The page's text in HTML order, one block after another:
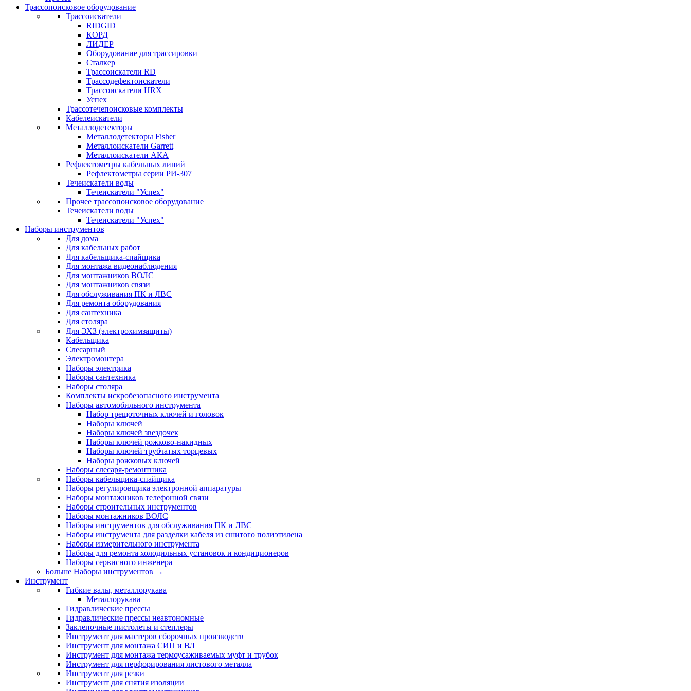
Трассопоисковое оборудование
Трассоискатели
RIDGID
КОРД
ЛИДЕР
Оборудование для трассировки
Сталкер
Трасcоискатели RD
Трассодефектоискатели
Трассоискатели HRX
Успех
Трассотечепоисковые комплекты
Кабелеискатели
Металлодетекторы
Металлодетекторы Fisher
Металлоискатели Garrett
Металлоискатели АКА
Рефлектометры кабельных линий
Рефлектометры серии РИ-307
Течеискатели воды
Течеискатели "Успех"
Прочее трассопоисковое оборудование
Течеискатели воды
Течеискатели "Успех"
Наборы инструментов
Для дома
Для кабельных работ
Для кабельщика-спайщика
Для монтажа видеонаблюдения
Для монтажников ВОЛС
Для монтажников связи
Для обслуживания ПК и ЛВС
Для ремонта оборудования
Для сантехника
Для столяра
Для ЭХЗ (электрохимзащиты)
Кабельщика
Слесарный
Электромонтера
Наборы электрика
Наборы сантехника
Наборы столяра
Комплекты искробезопасного инструмента
Наборы автомобильного инструмента
Набор трещоточных ключей и головок
Наборы ключей
Наборы ключей звездочек
Наборы ключей рожково-накидных
Наборы ключей трубчатых торцевых
Наборы рожковых ключей
Наборы слесаря-ремонтника
Наборы кабельщика-спайщика
Наборы регулировщика электронной аппаратуры
Наборы монтажников телефонной связи
Наборы строительных инструментов
Наборы монтажников ВОЛС
Наборы инструментов для обслуживания ПК и ЛВС
Наборы инструмента для разделки кабеля из сшитого полиэтилена
Наборы измерительного инструмента
Наборы для ремонта холодильных установок и кондиционеров
Наборы сервисного инженера
Больше Наборы инструментов →
Инструмент
Гибкие валы, металлорукава
Металлорукава
Гидравлические прессы
Гидравлические прессы неавтономные
Заклепочные пистолеты и степлеры
Инструмент для мастеров сборочных производств
Инструмент для монтажа СИП и ВЛ
Инструмент для монтажа термоусаживаемых муфт и трубок
Инструмент для перфорирования листового металла
Инструмент для резки
Инструмент для снятия изоляции